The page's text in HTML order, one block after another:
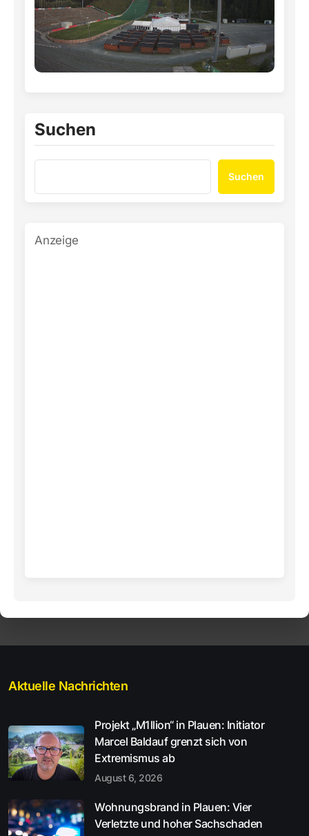
Suchen
Suchen
Anzeige
Aktuelle Nachrichten
Projekt „M1llion“ in Plauen: Initiator
Marcel Baldauf grenzt sich von
Extremismus ab
August 6, 2026
Wohnungsbrand in Plauen: Vier
Verletzte und hoher Sachschaden